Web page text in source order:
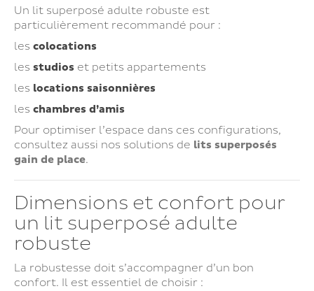
Un lit superposé adulte robuste est
particulièrement recommandé pour :
les colocations
les studios et petits appartements
les locations saisonnières
les chambres d’amis
Pour optimiser l’espace dans ces configurations,
consultez aussi nos solutions de lits superposés
gain de place.
Dimensions et confort pour
un lit superposé adulte
robuste
La robustesse doit s’accompagner d’un bon
confort. Il est essentiel de choisir :